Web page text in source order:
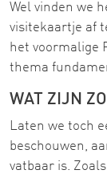
Wel vinden we
visitekaartje af
het voormalige
thema
WAT ZIJN
Laten we toch
beschouwen,
vatbaar is.